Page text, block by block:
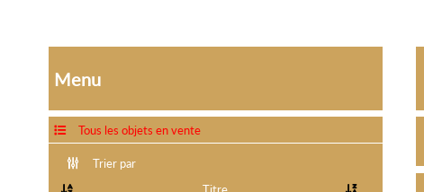
Menu
Tous les objets en vente
Trier par